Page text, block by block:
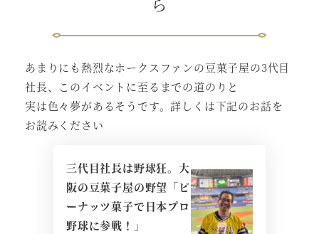
あまりにも熱烈なホークスファンの豆菓子屋の3代目
社長、このイベントに至るまでの道のりと
実は色々夢があるそうです。詳しくは下記のお話を
お読みください
三代目社長は野球狂。大
阪の豆菓子屋の野望「ピ
ーナッツ菓子で日本プロ
野球に参戦！」